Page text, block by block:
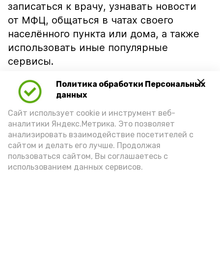
Политика обработки Персональных
данных
Сайт использует cookie и инструмент веб-
аналитики Яндекс.Метрика. Это позволяет
анализировать взаимодействие посетителей с
сайтом и делать его лучше. Продолжая
пользоваться сайтом, Вы соглашаетесь с
использованием данных сервисов.
записаться к врачу, узнавать новости
от МФЦ, общаться в чатах своего
населённого пункта или дома, а также
использовать иные популярные
сервисы.
Главная цель — обеспечить каждому
жителю Астраханской области лёгкий,
оперативный и доступный способ
получения услуг, делится
«Астрахань 24».
Опробовать сервис можно поссылке